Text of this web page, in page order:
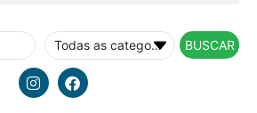
BUSCAR